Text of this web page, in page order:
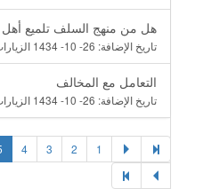
هل من منهج السلف تلميع أهل
تاريخ الإضافة: 26- 10- 1434
التعامل مع المخالف
تاريخ الإضافة: 26- 10- 1434
1
2
3
4